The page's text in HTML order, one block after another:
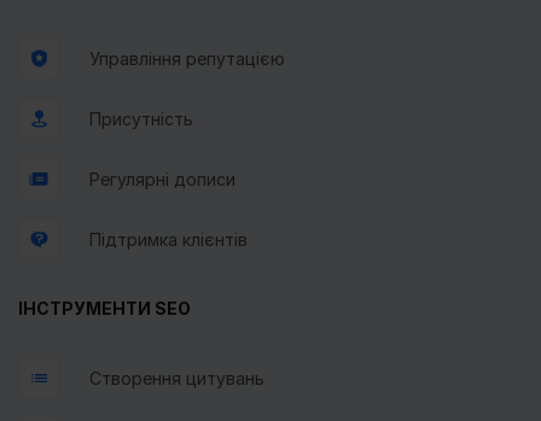
Управління репутацією
Присутність
Регулярні дописи
Підтримка клієнтів
ІНСТРУМЕНТИ SEO
Створення цитувань